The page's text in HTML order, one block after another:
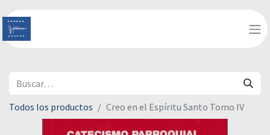
Todos los productos Creo en el Espíritu Santo Tomo IV